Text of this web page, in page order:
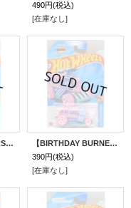
490円(税込)
[在庫なし]
【SILVERADO EV RST】BLACK/5Y (NEW CAST)
【BIRTHDAY BURNER】PINK/5SP (NEW CAST)
390円(税込)
[在庫なし]